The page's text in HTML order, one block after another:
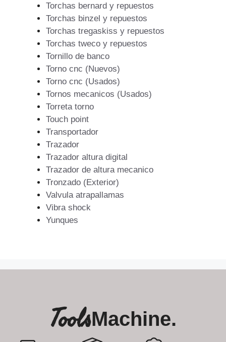
Torchas bernard y repuestos
Torchas binzel y repuestos
Torchas tregaskiss y repuestos
Torchas tweco y repuestos
Tornillo de banco
Torno cnc (Nuevos)
Torno cnc (Usados)
Tornos mecanicos (Usados)
Torreta torno
Touch point
Transportador
Trazador
Trazador altura digital
Trazador de altura mecanico
Tronzado (Exterior)
Valvula atrapallamas
Vibra shock
Yunques
ToolsMachine.